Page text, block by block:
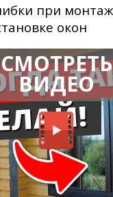
при
окон
СМОТРЕТЬ
ВИДЕО